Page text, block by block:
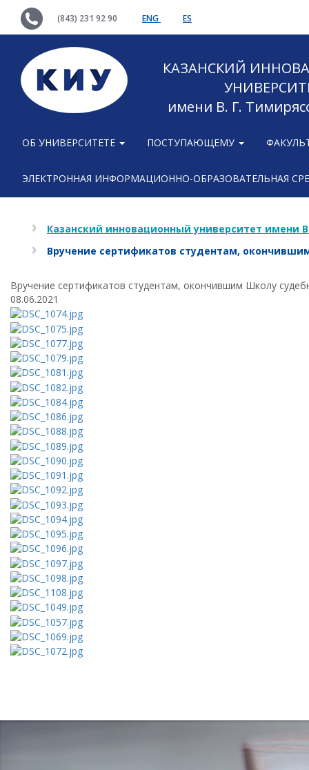
(843) 231 92 90 ENG ES
КАЗАНСКИЙ
имени В. Г.
ОБ УНИВЕРСИТЕТЕ ПОСТУПАЮЩЕМУ
ЭЛЕКТРОННАЯ ИНФОРМАЦИОННО-ОБРАЗОВАТЕЛЬНАЯ
Казанский инновационный университет имени
Вручение сертификатов студентам,
Вручение сертификатов студентам, окончившим Школу
08.06.2021